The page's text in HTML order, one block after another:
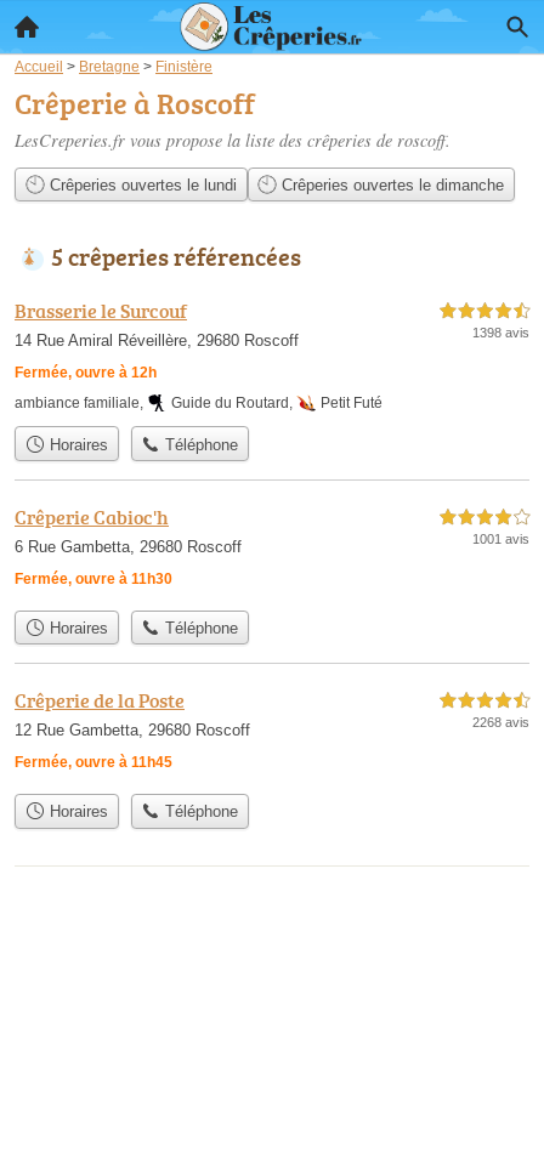
Accueil > Bretagne > Finistère
Crêperie à Roscoff
LesCreperies.fr vous propose la liste des crêperies de roscoff.
Crêperies ouvertes le lundi Crêperies ouvertes le dimanche
5 crêperies référencées
Brasserie le Surcouf
14 Rue Amiral Réveillère, 29680 Roscoff
Fermée, ouvre à 12h
4,5 étoiles sur 5
1398 avis
ambiance familiale, Guide du Routard , Petit Futé
Horaires Téléphone
Crêperie Cabioc'h
6 Rue Gambetta, 29680 Roscoff
Fermée, ouvre à 11h30
4,0 étoiles sur 5
1001 avis
Horaires Téléphone
Crêperie de la Poste
12 Rue Gambetta, 29680 Roscoff
Fermée, ouvre à 11h45
4,5 étoiles sur 5
2268 avis
Horaires Téléphone